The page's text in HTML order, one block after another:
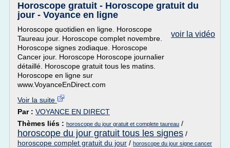
Horoscope gratuit - Horoscope gratuit du
jour - Voyance en ligne
voir la vidéo
Horoscope quotidien en ligne. Horoscope
Taureau jour. Horoscope complet novembre.
Horoscope signes zodiaque. Horoscope
Cancer jour. Horoscope Horoscope journalier
détaillé. Horoscope gratuit tous les matins.
Horoscope en ligne sur
www.VoyanceEnDirect.com
Voir la suite
Par : VOYANCE EN DIRECT
Thèmes liés : horoscope du jour gratuit et complete taureau /
horoscope du jour gratuit tous les signes /
horoscope complet gratuit du jour / horoscope du jour signe cancer